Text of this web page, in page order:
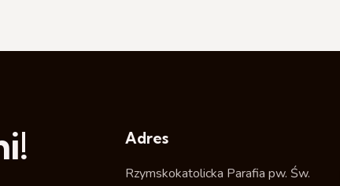
Adres
Rzymskokatolicka Parafia pw. Św.